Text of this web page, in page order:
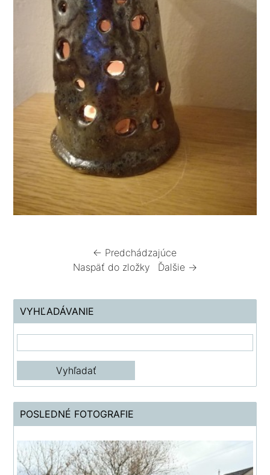
← Predchádzajúce
Naspäť do zložky
Ďalšie →
VYHĽADÁVANIE
POSLEDNÉ FOTOGRAFIE